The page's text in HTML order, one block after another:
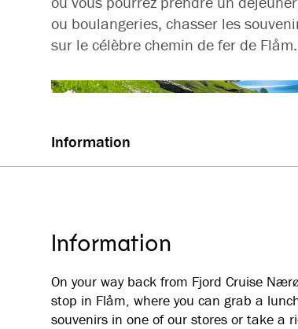
ou boulangeries, chasser les
sur le célèbre chemin de fer de Flåm.
Information
Information
On your way back from Fjord Cruise
stop in Flåm, where you can grab a
souvenirs in one of our stores or take a